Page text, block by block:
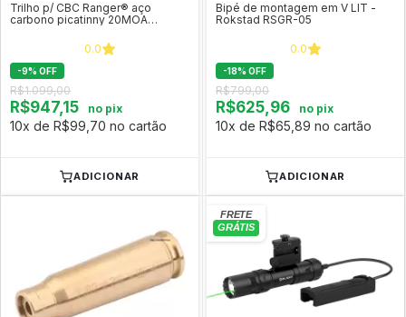
Trilho p/ CBC Ranger® aço
carbono picatinny 20MOA
0.0
-9% OFF
R$1.099,00
R$947,15 no pix
10x de R$99,70 no cartão
ADICIONAR
Bipé de montagem em V LIT -
Rokstad RSGR-05
0.0
-18% OFF
R$799,00
R$625,96 no pix
10x de R$65,89 no cartão
ADICIONAR